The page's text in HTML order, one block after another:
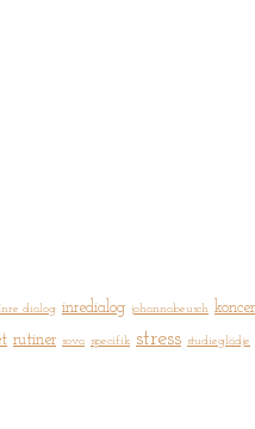
dialog inredialog johannabeusch
rutiner sova specifik stress studieglädje